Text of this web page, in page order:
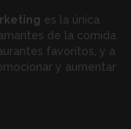
es la única
de la comida
favoritos, y a
y aumentar